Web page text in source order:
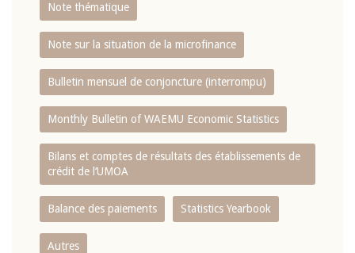
Note thématique
Note sur la situation de la microfinance
Bulletin mensuel de conjoncture (interrompu)
Monthly Bulletin of WAEMU Economic Statistics
Bilans et comptes de résultats des établissements de
crédit de l‘UMOA
Balance des paiements Statistics Yearbook
Autres